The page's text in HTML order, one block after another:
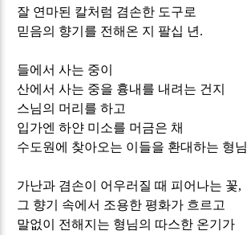
잘 연마된 칼처럼 겸손한 도구로
믿음의 향기를 전해온 지 팔십 년 .
들에서 사는 중이
산에서 사는 중을 흉내를 내려는 건지
스님의 머리를 하고
입가엔 하얀 미소를 머금은 채
수도원에 찾아오는 이들을 환대하는 형님
가난과 겸손이 어우러질 때 피어나는 꽃,
그 향기 속에서 조용한 평화가 흐르고
말없이 전해지는 형님의 따스한 온기가